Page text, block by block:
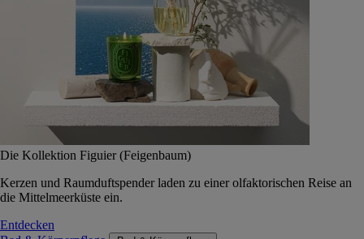
Die Kollektion Figuier (Feigenbaum)
Kerzen und Raumduftspender laden zu einer olfaktorischen Reise an
die Mittelmeerküste ein.
Entdecken